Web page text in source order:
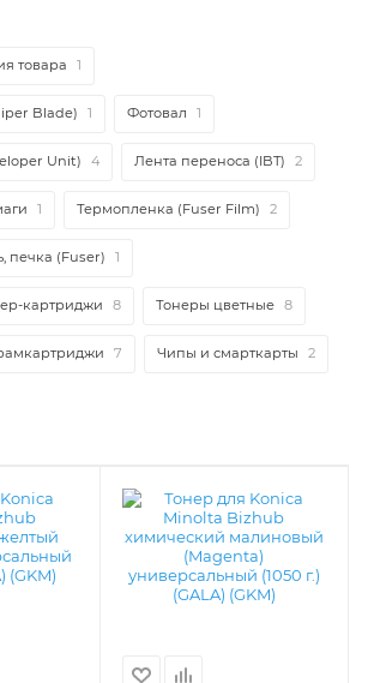
товара 1
Blade) 1 Фотовал 1
Unit) 4 Лента переноса (IBT) 2
1 Термопленка (Fuser Film) 2
печка (Fuser) 1
картриджи 8 Тонеры цветные 8
7 Чипы и смарткарты 2